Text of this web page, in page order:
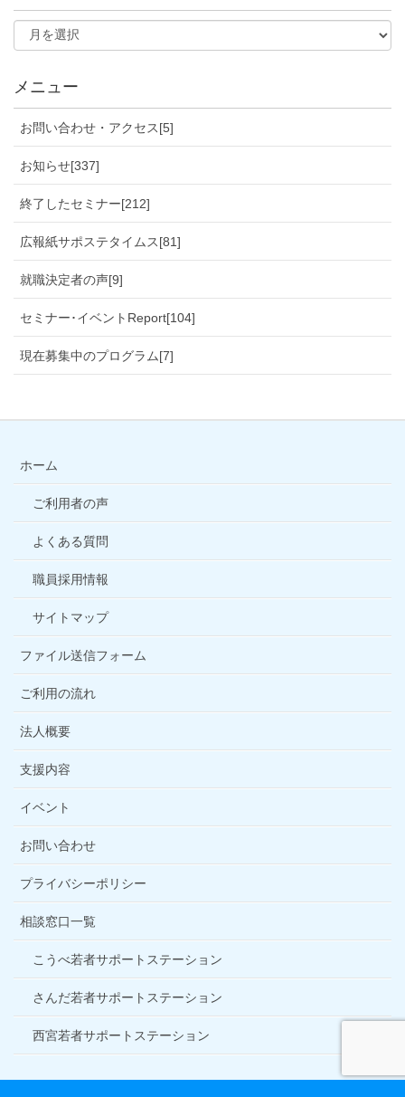
メニュー
お問い合わせ・アクセス[5]
お知らせ[337]
終了したセミナー[212]
広報紙サポステタイムス[81]
就職決定者の声[9]
セミナー･イベントReport[104]
現在募集中のプログラム[7]
ホーム
ご利用者の声
よくある質問
職員採用情報
サイトマップ
ファイル送信フォーム
ご利用の流れ
法人概要
支援内容
イベント
お問い合わせ
プライバシーポリシー
相談窓口一覧
こうべ若者サポートステーション
さんだ若者サポートステーション
西宮若者サポートステーション